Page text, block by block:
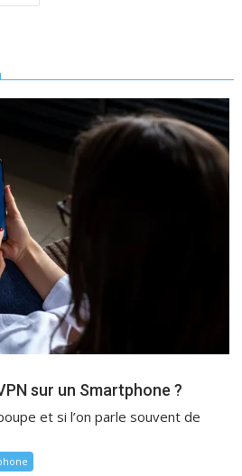
sur un Smartphone ?
et si l’on parle souvent de